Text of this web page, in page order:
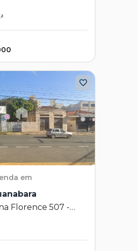
em
Florence 507 -
- Campinas -